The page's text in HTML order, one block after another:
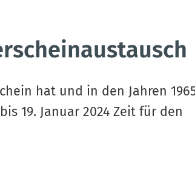
hat und in den Jahren
19. Januar 2024 Zeit für den